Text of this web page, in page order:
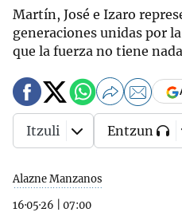
Martín, José e Izaro
generaciones unidas por
que la fuerza no tiene
Alazne Manzanos
16·05·26
07:00
Itzuli Entzun